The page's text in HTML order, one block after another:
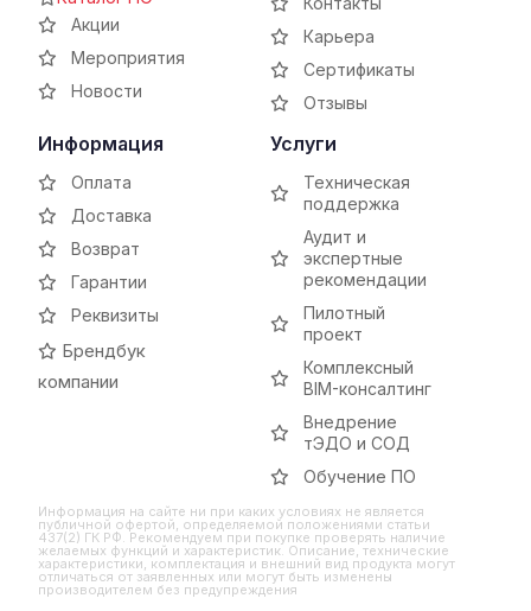
Акции
Мероприятия
Новости
Карьера
Сертификаты
Отзывы
Информация
Оплата
Доставка
Возврат
Гарантии
Реквизиты
Брендбук
компании
Услуги
Техническая
поддержка
Аудит и
экспертные
рекомендации
Пилотный
проект
Комплексный
BIM-консалтинг
Внедрение
тЭДО и СОД
Обучение ПО
Информация на сайте ни при каких условиях не является
публичной офертой, определяемой положениями статьи
437(2) ГК РФ. Рекомендуем при покупке проверять наличие
желаемых функций и характеристик. Описание, технические
характеристики, комплектация и внешний вид продукта могут
отличаться от заявленных или могут быть изменены
производителем без предупреждения